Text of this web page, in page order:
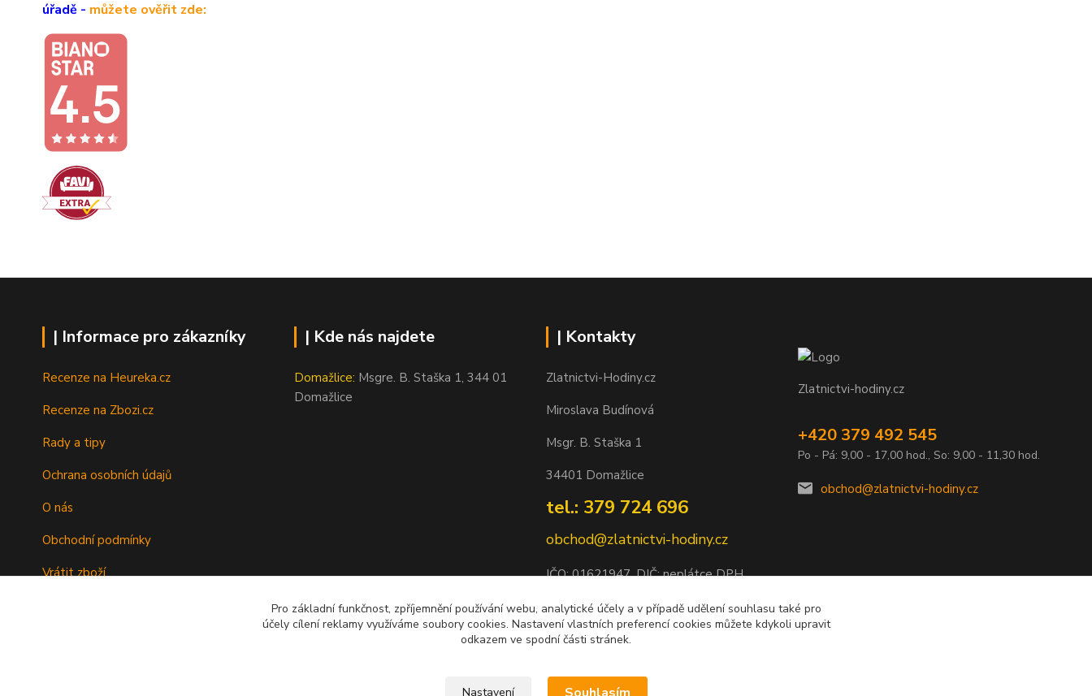
úřadě - můžete ověřit zde:
| Informace pro zákazníky
Recenze na Heureka.cz
Recenze na Zbozi.cz
Rady a tipy
Ochrana osobních údajů
O nás
Obchodní podmínky
Vrátit zboží
| Kde nás najdete
Domažlice: Msgre. B. Staška 1, 344 01
Domažlice
| Kontakty
Zlatnictvi-Hodiny.cz
Miroslava Budínová
Msgr. B. Staška 1
34401 Domažlice
tel.: 379 724 696
obchod@zlatnictvi-hodiny.cz
IČO: 01621947, DIČ: neplátce DPH
Bankovní spojení: 2500452838/2010
Zlatnictvi-hodiny.cz
+420 379 492 545
Po - Pá: 9,00 - 17,00 hod., So: 9,00 - 11,30 hod.
obchod@zlatnictvi-hodiny.cz
Pro základní funkčnost, zpříjemnění používání webu, analytické účely a v případě udělení souhlasu také pro
účely cílení reklamy využíváme soubory cookies. Nastavení vlastních preferencí cookies můžete kdykoli upravit
odkazem ve spodní části stránek.
Nastavení